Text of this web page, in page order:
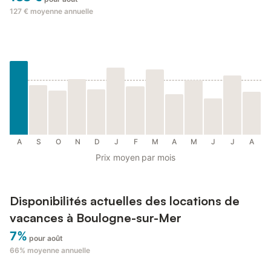
127 € moyenne annuelle
A S O N D J F M A M J J A
Prix moyen par mois
Disponibilités actuelles des locations de
vacances à Boulogne-sur-Mer
7% pour août
66% moyenne annuelle